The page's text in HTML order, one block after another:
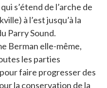
s’étend de l’arche de
à l’est jusqu’à la
Parry Sound.
Berman elle-même,
les parties
faire progresser des
la conservation de la